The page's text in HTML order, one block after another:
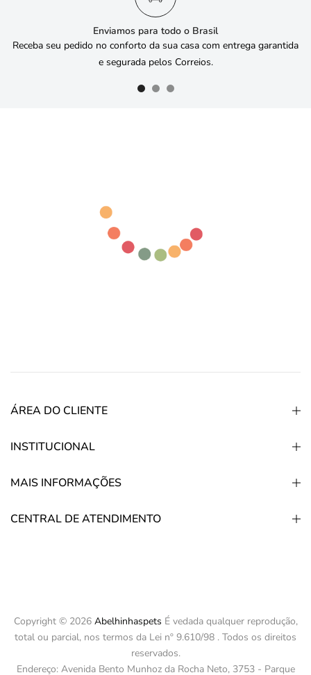
Enviamos para todo o Brasil
Receba seu pedido no conforto da sua casa com entrega garantida
e segurada pelos Correios.
ÁREA DO CLIENTE
INSTITUCIONAL
MAIS INFORMAÇÕES
CENTRAL DE ATENDIMENTO
Copyright © 2026 Abelhinhaspets É vedada qualquer reprodução,
total ou parcial, nos termos da Lei nº 9.610/98 . Todos os direitos
reservados.
Endereço: Avenida Bento Munhoz da Rocha Neto, 3753 - Parque